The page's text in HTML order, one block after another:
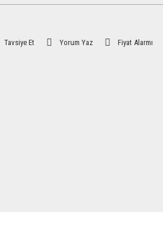
Tavsiye Et Yorum Yaz Fiyat Alarmı